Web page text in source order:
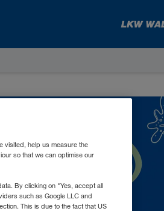
visited, help us measure the
so that we can optimise our
By clicking on "Yes, accept all
such as Google LLC and
This is due to the fact that US